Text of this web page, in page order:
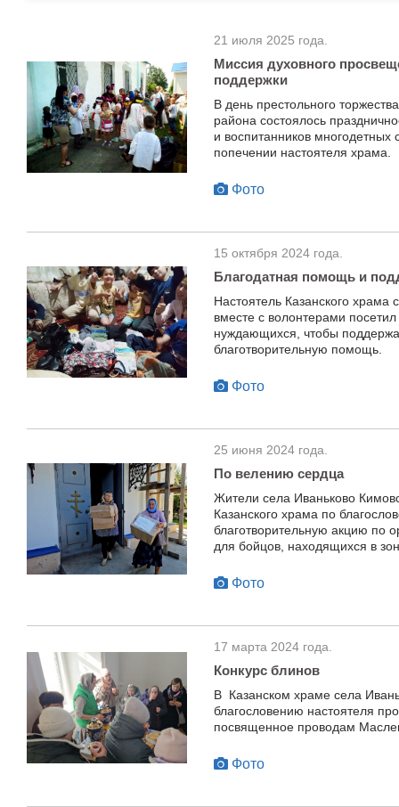
21 июля 2025 года.
Миссия духовного
поддержки
В день престольного
района состоялось
и воспитанников
попечении настоятеля храма.
Фото
15 октября 2024 года.
Благодатная помощь и
Настоятель Казанского храма
вместе с волонтерами
нуждающихся, чтобы
благотворительную помощь.
Фото
25 июня 2024 года.
По велению сердца
Жители села Иваньково
Казанского храма по
благотворительную акцию по
для бойцов, находящихся в
Фото
17 марта 2024 года.
Конкурс блинов
В Казанском храме села
благословению настоятеля
посвященное проводам
Фото